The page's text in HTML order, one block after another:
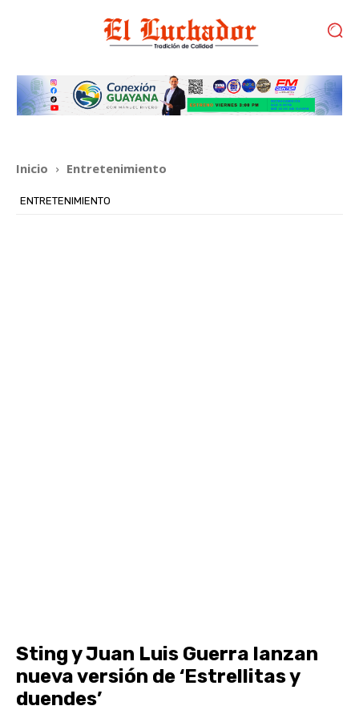
Inicio Entretenimiento
ENTRETENIMIENTO
Sting y Juan Luis Guerra lanzan
nueva versión de ‘Estrellitas y
duendes’